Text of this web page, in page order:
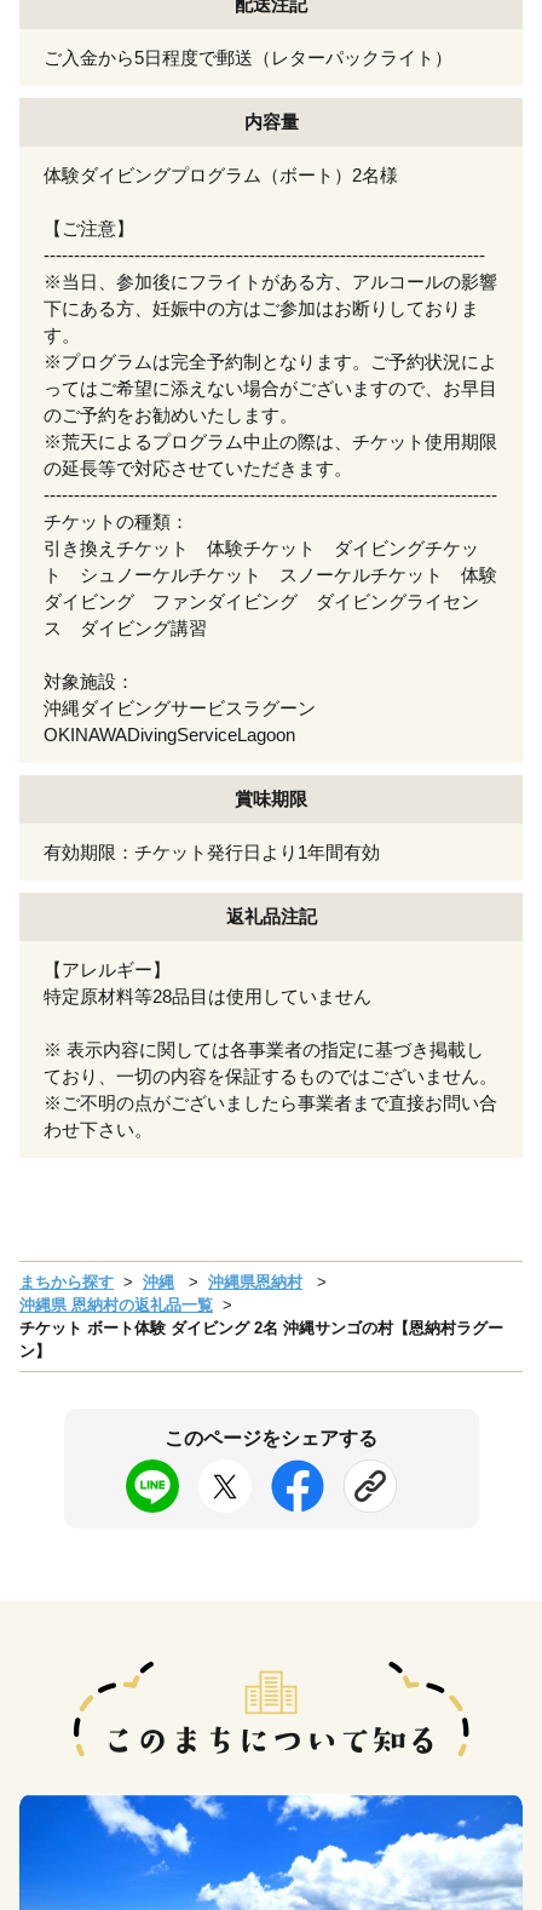
配送注記
ご入金から5日程度で郵送（レターパックライト）
内容量
体験ダイビングプログラム（ボート）2名様
【ご注意】
-------------------------------------------------------------------------
※当日、参加後にフライトがある方、アルコールの影響
下にある方、妊娠中の方はご参加はお断りしておりま
す。
※プログラムは完全予約制となります。ご予約状況によ
ってはご希望に添えない場合がございますので、お早目
のご予約をお勧めいたします。
※荒天によるプログラム中止の際は、チケット使用期限
の延長等で対応させていただきます。
---------------------------------------------------------------------------
チケットの種類：
引き換えチケット 体験チケット ダイビングチケッ
ト シュノーケルチケット スノーケルチケット 体験
ダイビング ファンダイビング ダイビングライセン
ス ダイビング講習
対象施設：
沖縄ダイビングサービスラグーン
OKINAWADivingServiceLagoon
賞味期限
有効期限：チケット発行日より1年間有効
返礼品注記
【アレルギー】
特定原材料等28品目は使用していません
※ 表示内容に関しては各事業者の指定に基づき掲載し
ており、一切の内容を保証するものではございません。
※ご不明の点がございましたら事業者まで直接お問い合
わせ下さい。
まちから探す 沖縄
沖縄県恩納村
沖縄県 恩納村の返礼品一覧
チケット ボート体験 ダイビング 2名 沖縄サンゴの村【恩納村ラグー
ン】
このページをシェアする